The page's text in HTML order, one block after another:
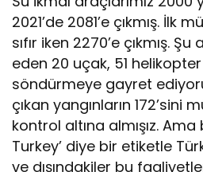
2021’de 2081’e çıkmış. İlk
sıfır iken 2270’e çıkmış.
eden 20 uçak, 51 helikopter
söndürmeye gayret
çıkan yangınların 172’sini
kontrol altına almışız. Ama
Turkey’ diye bir etiketle
ve dışındakiler bu